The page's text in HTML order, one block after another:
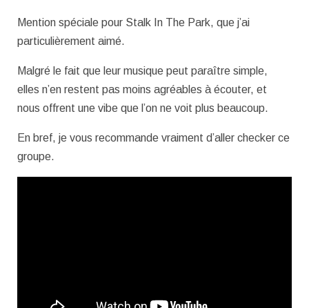
Mention spéciale pour Stalk In The Park, que j’ai
particulièrement aimé.
Malgré le fait que leur musique peut paraître simple,
elles n’en restent pas moins agréables à écouter, et
nous offrent une vibe que l’on ne voit plus beaucoup.
En bref, je vous recommande vraiment d’aller checker ce
groupe.